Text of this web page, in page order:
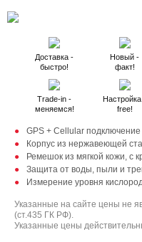
Доставка -
быстро!
Новый -
факт!
Trade-in -
меняемся!
free!
GPS + Cellular подключение
Корпус из нержавеющей
Ремешок из мягкой кожи, с
Защита от воды, пыли и
Измерение уровня
Указанные на сайте цены не
(ст.435 ГК РФ).
Указанные цены